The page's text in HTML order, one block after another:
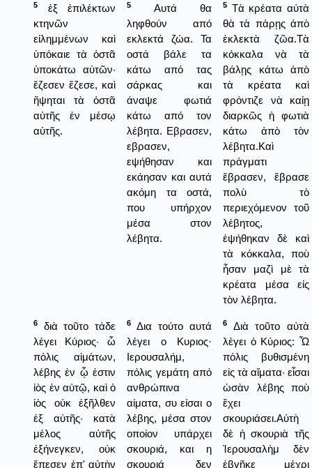
5
ἐξ ἐπιλέκτων
κτηνῶν
εἰλημμένων καὶ
ὑπόκαιε τὰ ὀστᾶ
ὑποκάτω αὐτῶν·
ἔζεσεν ἔζεσε, καὶ
ἥψηται τὰ ὀστᾶ
αὐτῆς ἐν μέσῳ
αὐτῆς.
5
Αυτά θα
ληφθούν από
εκλεκτά ζώα. Τα
οστά βάλε τα
κάτω από τας
σάρκας και
άναψε φωτιά
κάτω από τον
λέβητα. Εβρασεν,
εβρασεν,
εψήθησαν και
εκάησαν και αυτά
ακόμη τα οστά,
που υπήρχον
μέσα στον
λέβητα.
5 Τὰ κρέατα αὐτὰ
θὰ τὰ πάρῃς ἀπὸ
ἐκλεκτὰ ζῶα.Τὰ
κόκκαλα νὰ τὰ
βάλῃς κάτω ἀπὸ
τὰ κρέατα καὶ
φρόντιζε νὰ καίῃ
διαρκῶς ἡ φωτιὰ
κάτω ἀπὸ τὸν
λέβητα.Καὶ
πράγματι
ἔβρασεν, ἔβρασε
πολὺ τὸ
περιεχόμενον τοῦ
λέβητος,
ἐψήθηκαν δὲ καὶ
τὰ κόκκαλα, ποὺ
ἦσαν μαζὶ μὲ τὰ
κρέατα μέσα εἰς
τὸν λέβητα.
6
διὰ τοῦτο τάδε
λέγει Κύριος· ὦ
πόλις αἱμάτων,
λέβης ἐν ᾧ ἐστιν
ἰὸς ἐν αὐτῷ, καὶ ὁ
ἰὸς οὐκ ἐξῆλθεν
ἐξ αὐτῆς· κατὰ
μέλος αὐτῆς
ἐξήνεγκεν, οὐκ
ἔπεσεν ἐπ' αὐτὴν
6
Δια τούτο αυτά
λέγει ο Κυριος·
Ιερουσαλήμ,
πόλις γεμάτη από
ανθρώπινα
αίματα, συ είσαι ο
λέβης, μέσα στον
οποίον υπάρχει
σκουριά, και η
σκουριά δεν
6
Διὰ τοῦτο αὐτὰ
λέγει ὁ Κύριος: Ὦ
πόλις βυθισμένη
εἰς τὰ αἵματα· εἶσαι
ὡσὰν λέβης ποὺ
ἔχει
σκουριάσει.Αὐτὴ
δὲ ἡ σκουριὰ τῆς
Ἱερουσαλὴμ δὲν
ἐβγῆκε μέχρι